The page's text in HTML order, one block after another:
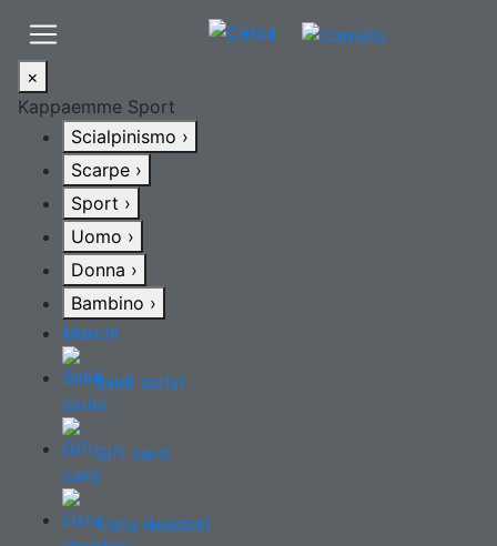
×
Kappaemme Sport
Scialpinismo ›
Scarpe ›
Sport ›
Uomo ›
Donna ›
Bambino ›
Marchi
Saldi estivi
Gift card
Lista desideri